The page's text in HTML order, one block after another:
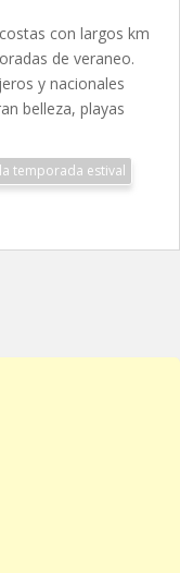
con largos km
de veraneo.
y nacionales
belleza, playas
temporada estival